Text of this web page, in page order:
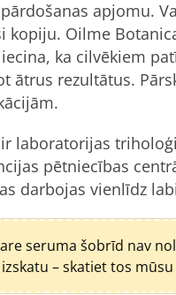
apjomu.
kopiju. Oilme
ka cilvēkiem
ātrus rezultātus.
laboratorijas
pētniecības
darbojas vienlīdz
seruma šobrīd nav
– skatiet tos mūsu